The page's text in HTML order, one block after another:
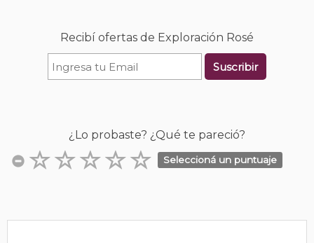
Recibí ofertas de Exploración Rosé
Suscribir
¿Lo probaste? ¿Qué te pareció?
Seleccioná un puntuaje